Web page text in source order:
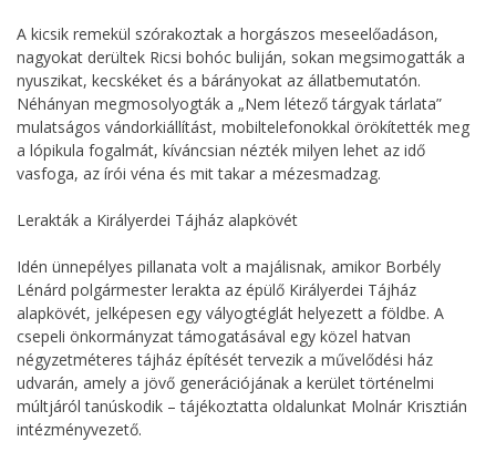
A kicsik remekül szórakoztak a horgászos meseelőadáson,
nagyokat derültek Ricsi bohóc buliján, sokan megsimogatták a
nyuszikat, kecskéket és a bárányokat az állatbemutatón.
Néhányan megmosolyogták a „Nem létező tárgyak tárlata”
mulatságos vándorkiállítást, mobiltelefonokkal örökítették meg
a lópikula fogalmát, kíváncsian nézték milyen lehet az idő
vasfoga, az írói véna és mit takar a mézesmadzag.
Lerakták a Királyerdei Tájház alapkövét
Idén ünnepélyes pillanata volt a majálisnak, amikor Borbély
Lénárd polgármester lerakta az épülő Királyerdei Tájház
alapkövét, jelképesen egy vályogtéglát helyezett a földbe. A
csepeli önkormányzat támogatásával egy közel hatvan
négyzetméteres tájház építését tervezik a művelődési ház
udvarán, amely a jövő generációjának a kerület történelmi
múltjáról tanúskodik – tájékoztatta oldalunkat Molnár Krisztián
intézményvezető.